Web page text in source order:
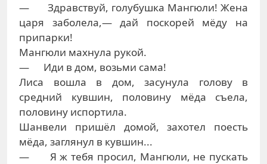
— Здравствуй, голубушка Мангюли! Жена
царя заболела,— дай поскорей мёду на
припарки!
Мангюли махнула рукой.
— Иди в дом, возьми сама!
Лиса вошла в дом, засунула голову в
средний кувшин, половину мёда съела,
половину испортила.
Шанвели пришёл домой, захотел поесть
мёда, заглянул в кувшин...
— Я ж тебя просил, Мангюли, не пускать